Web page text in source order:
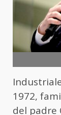
1972,
del padre